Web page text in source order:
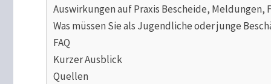
Auswirkungen auf Praxis Bescheide, Meldungen,
Was müssen Sie als Jugendliche oder junge
FAQ
Kurzer Ausblick
Quellen